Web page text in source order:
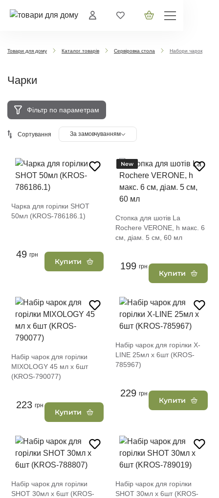
Товари для дому Каталог товарів Сервіровка стола Набори чарок
Чарки
Фільтр по параметрам
Сортування За замовчуванням
Чарка для горілки SHOT
50мл (KROS-786186.1)
49 грн
Купити
New
Стопка для шотів La
Rochere VERONE, h макс. 6
см, діам. 5 см, 60 мл
199 грн
Купити
Набір чарок для горілки
MIXOLOGY 45 мл х 6шт
(KROS-790077)
223 грн
Купити
Набір чарок для горілки X-
LINE 25мл х 6шт (KROS-
785967)
229 грн
Купити
Набір чарок для горілки
SHOT 30мл х 6шт (KROS-
Набір чарок для горілки
SHOT 30мл х 6шт (KROS-